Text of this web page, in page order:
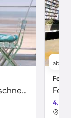
Ferienwohnung mit Terrasse und schnellem Internet | Meerblick
ab
4.5